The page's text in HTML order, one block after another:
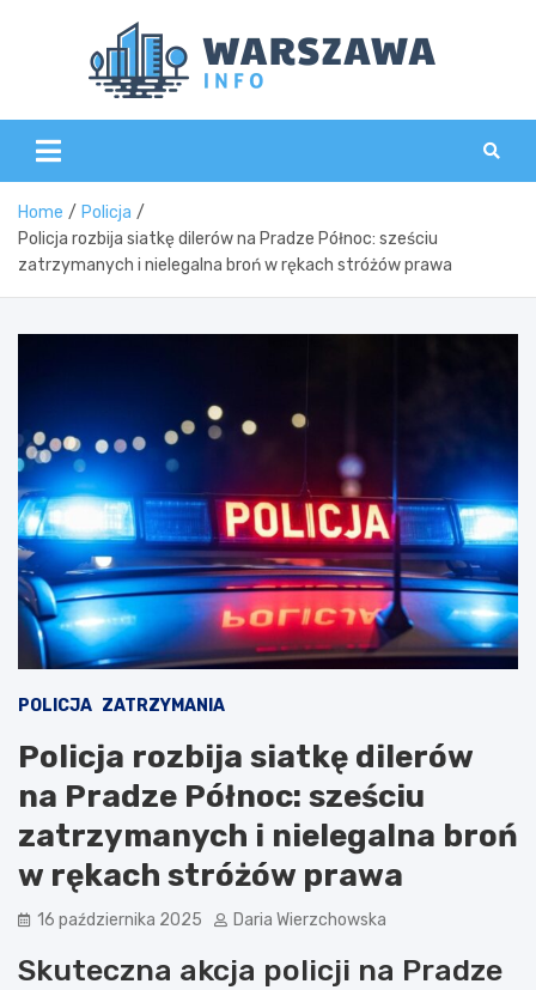
Home
Policja
Policja rozbija siatkę dilerów na Pradze Północ: sześciu
zatrzymanych i nielegalna broń w rękach stróżów prawa
POLICJA ZATRZYMANIA
Policja rozbija siatkę dilerów
na Pradze Północ: sześciu
zatrzymanych i nielegalna broń
w rękach stróżów prawa
16 października 2025 Daria Wierzchowska
Skuteczna akcja policji na Pradze